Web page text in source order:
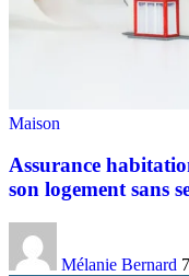
Maison
Assurance
son logement sans
Mélanie Bernard